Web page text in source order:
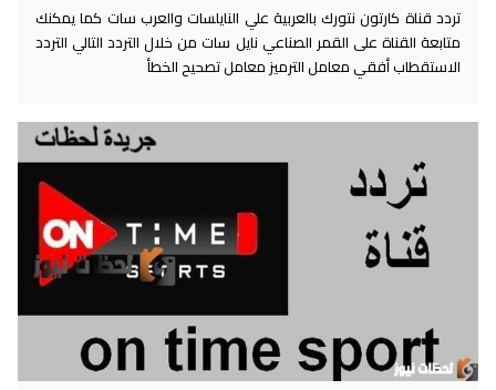
تردد قناة كارتون نتورك بالعربية علي النايلسات والعرب سات كما يمكنك
متابعة القناة على القمر الصناعي نايل سات من خلال التردد التالي التردد
الاستقطاب أفقي معامل الترميز معامل تصحيح الخطأ